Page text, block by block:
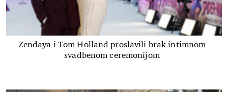
Zendaya i Tom Holland proslavili brak intimnom
svadbenom ceremonijom